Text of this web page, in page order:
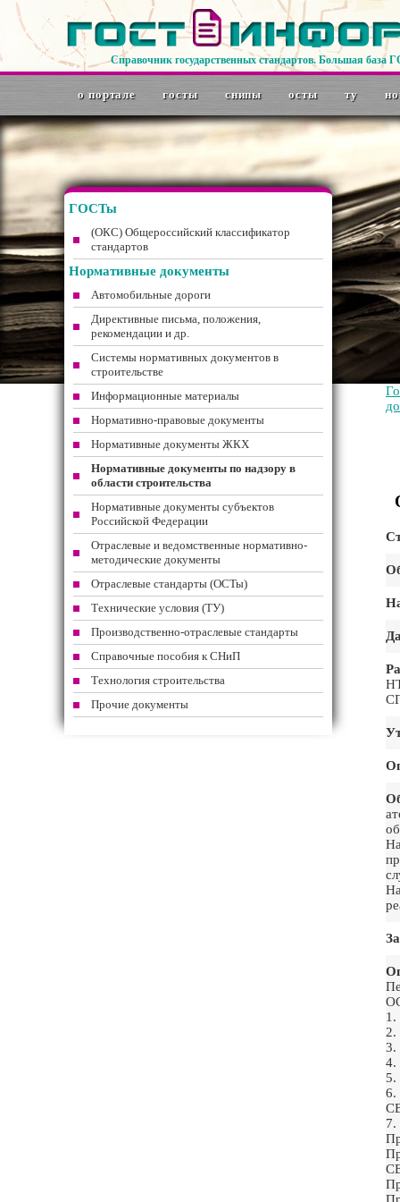
Справочник государственных стандартов. Большая база
о портале госты снипы осты ту
ГОСТы
(ОКС) Общероссийский классификатор
стандартов
Нормативные документы
Автомобильные дороги
Директивные письма, положения,
рекомендации и др.
Системы нормативных документов в
строительстве
Информационные материалы
Нормативно-правовые документы
Нормативные документы ЖКХ
Нормативные документы по надзору в
области строительства
Нормативные документы субъектов
Российской Федерации
Отраслевые и ведомственные нормативно-
методические документы
Отраслевые стандарты (ОСТы)
Технические условия (ТУ)
Производственно-отраслевые стандарты
Справочные пособия к СНиП
Технология строительства
Прочие документы